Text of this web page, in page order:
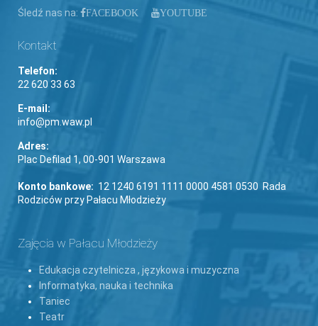
Śledź nas na: FACEBOOK YOUTUBE
Kontakt
Telefon:
22 620 33 63
E-mail:
info@pm.waw.pl
Adres:
Plac Defilad 1, 00-901 Warszawa
Konto bankowe: 12 1240 6191 1111 0000 4581 0530 Rada
Rodziców przy Pałacu Młodzieży
Zajęcia w Pałacu Młodzieży
Edukacja czytelnicza , językowa i muzyczna
Informatyka, nauka i technika
Taniec
Teatr